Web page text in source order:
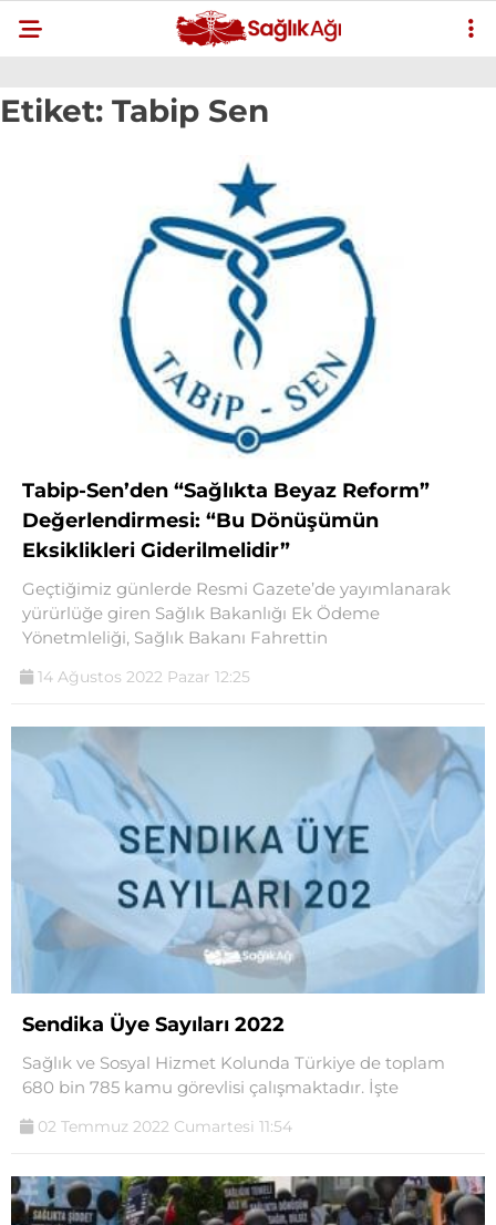
Etiket: Tabip Sen
Tabip-Sen’den “Sağlıkta Beyaz Reform”
Değerlendirmesi: “Bu Dönüşümün
Eksiklikleri Giderilmelidir”
Geçtiğimiz günlerde Resmi Gazete’de yayımlanarak
yürürlüğe giren Sağlık Bakanlığı Ek Ödeme
Yönetmleliği, Sağlık Bakanı Fahrettin
14 Ağustos 2022 Pazar 12:25
Sendika Üye Sayıları 2022
Sağlık ve Sosyal Hizmet Kolunda Türkiye de toplam
680 bin 785 kamu görevlisi çalışmaktadır. İşte
02 Temmuz 2022 Cumartesi 11:54